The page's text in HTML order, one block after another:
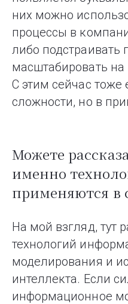
них можно
процессы в
либо подстраивать
масштабировать
С этим сейчас тоже
сложности, но в
Можете
именно
применяются в
На мой взгляд, тут
технологий
моделирования и
интеллекта. Если
информационное